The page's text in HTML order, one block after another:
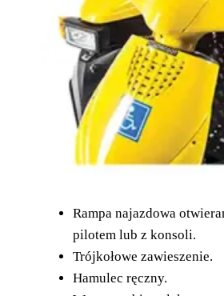
Rampa najazdowa
pilotem lub z konsoli.
Trójkołowe zawieszenie.
Hamulec ręczny.